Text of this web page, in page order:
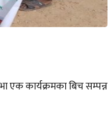
एक कार्यक्रमका बिच सम्पन्न